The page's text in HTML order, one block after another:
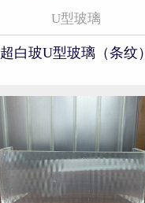
U型玻璃
超白玻U型玻璃（条纹）